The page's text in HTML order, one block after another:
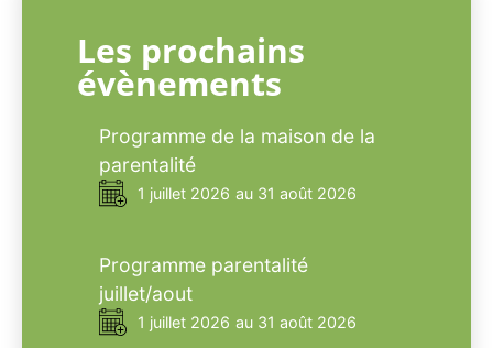
Les prochains
évènements
Programme de la maison de la
parentalité
1 juillet 2026 au 31 août 2026
Programme parentalité
juillet/aout
1 juillet 2026 au 31 août 2026